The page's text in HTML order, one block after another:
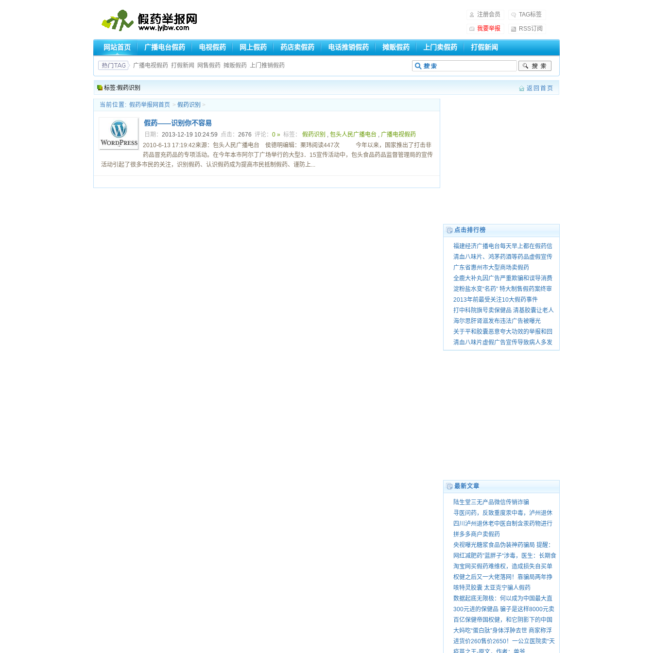
注册会员 TAG标签
我要举报 RSS订阅
网站首页 广播电台假药 电视假药 网上假药 药店卖假药 电话推销假药 摊贩假药 上门卖假药 打假新闻
广播电视假药 打假新闻 网售假药 摊贩假药 上门推销假药
标签:假药识别 返回首页
当前位置: 假药举报网首页 > 假药识别 >
假药——识别你不容易
日期： 2013-12-19 10:24:59 点击： 2676 评论： 0 » 标签： 假药识别 , 包头人民广播电台 , 广播电视假药
2010-6-13 17:19:42来源：包头人民广播电台 侯德明编辑：栗玮阅读447次 今年以来，国家推出了打击非
药品冒充药品的专项活动。在今年本市阿尔丁广场举行的大型3．15宣传活动中，包头食品药品监督管理局的宣传
活动引起了很多市民的关注，识别假药、认识假药成为提高市民抵制假药、谨防上...
点击排行榜
福建经济广播电台每天早上都在假药信
息怎没人查处
清血八味片、鸿茅药酒等药品虚假宣传
被暂停销
广东省惠州市大型商场卖假药
全鹿大补丸因广告严重欺骗和误导消费
者被查处
淀粉盐水变“名药” 特大制售假药案终审
宣判
2013年前最受关注10大假药事件
打中科院旗号卖保健品 清基胶囊让老人
花了上万
海尔思肝肾滋发布违法广告被曝光
关于平和胶囊恶意夸大功效的举报和回
复
清血八味片虚假广告宣传导致病人多发
最新文章
陆生堂三无产品微信传销诈骗
寻医问药，反致重度汞中毒，泸州退休
老中医王大乾害我家破人散，自制药品
销售由谁管？
四川泸州退休老中医自制含汞药物进行
销售
拼多多商户卖假药
央视曝光糖浆食品伪装神药骗局 提醒：
“就医请前往正规医院”
网红减肥药”蓝胖子“涉毒，医生：长期食
用有依赖性。
淘宝网买假药难维权，造成损失自买单
权健之后又一大佬落网！靠骗局两年挣
75亿 号称酸碱平衡治百病
咳特灵胶囊 太亚克宁骗人假药
数据起底无限极：何以成为中国最大直
销公司
300元进的保健品 骗子是这样8000元卖
给你爸妈的
百亿保健帝国权健，和它阴影下的中国
家庭
大妈吃“蛋白肽”身体浮肿去世 商家称浮
肿正常
进货价260售价2650！一公立医院卖“天